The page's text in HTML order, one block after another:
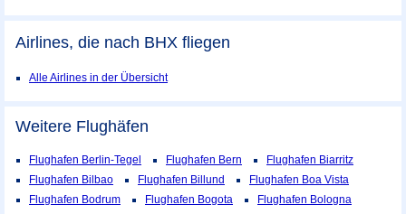
Airlines, die nach BHX fliegen
Alle Airlines in der Übersicht
Weitere Flughäfen
Flughafen Berlin-Tegel Flughafen Bern
Flughafen Biarritz
Flughafen Bilbao
Flughafen Billund
Flughafen Boa Vista
Flughafen Bodrum
Flughafen Bogota
Flughafen Bologna